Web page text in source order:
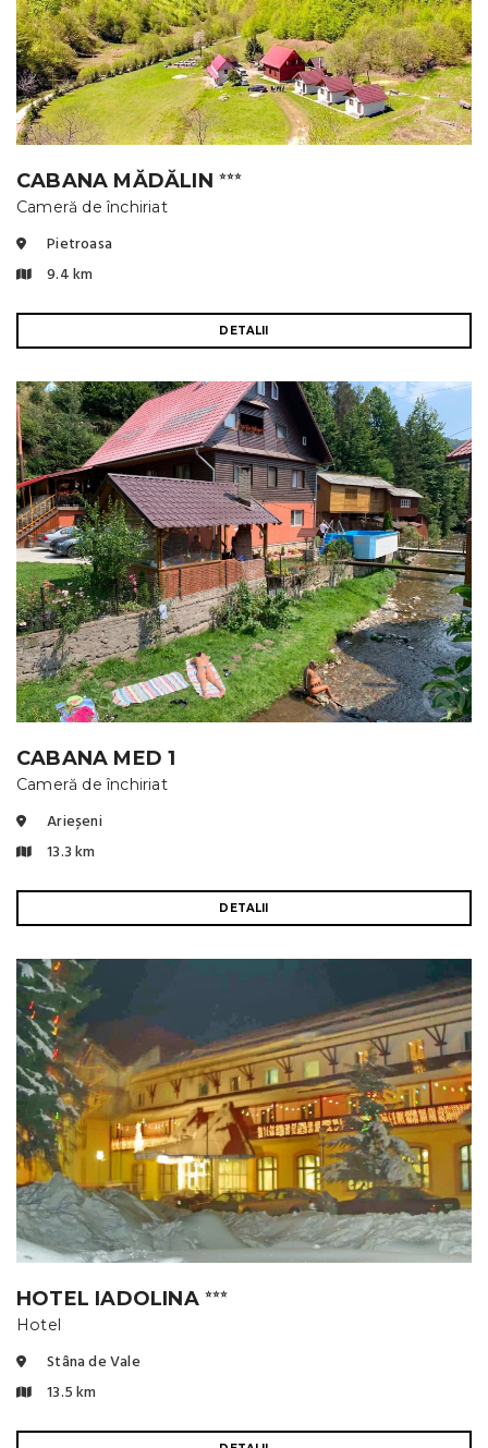
CABANA MĂDĂLIN ⭐⭐⭐
Cameră de închiriat
Pietroasa
9.4 km
DETALII
CABANA MED 1
Cameră de închiriat
Arieșeni
13.3 km
DETALII
HOTEL IADOLINA ⭐⭐⭐
Hotel
Stâna de Vale
13.5 km